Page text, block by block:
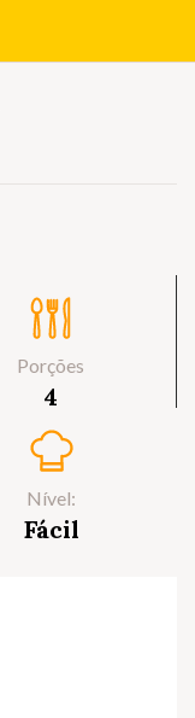
Porções
4
Nível:
Fácil